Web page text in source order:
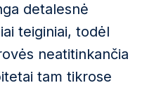
detalesnė
teiginiai, todėl
neatitinkančia
tam tikrose